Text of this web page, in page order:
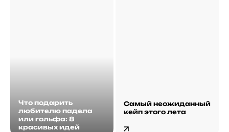
Что подарить
любителю падела
или гольфа: 8
красивых идей
Самый неожиданный
кейп этого лета